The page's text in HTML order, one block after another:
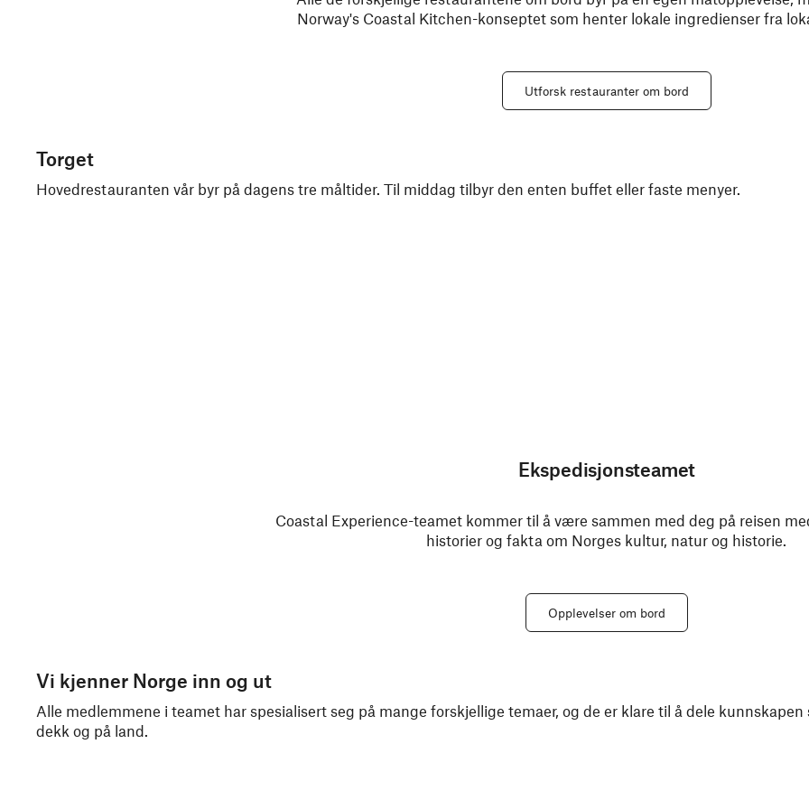
Norway's Coastal Kitchen-konseptet som henter lokale ingredienser fra
Utforsk restauranter om bord
Torget
Hovedrestauranten vår byr på dagens tre måltider. Til middag tilbyr den enten buffet eller faste menyer.
Ekspedisjonsteamet
Coastal Experience-teamet kommer til å være sammen med deg på reisen
historier og fakta om Norges kultur, natur og historie.
Opplevelser om bord
Vi kjenner Norge inn og ut
Alle medlemmene i teamet har spesialisert seg på mange forskjellige temaer, og de er klare til å dele
dekk og på land.